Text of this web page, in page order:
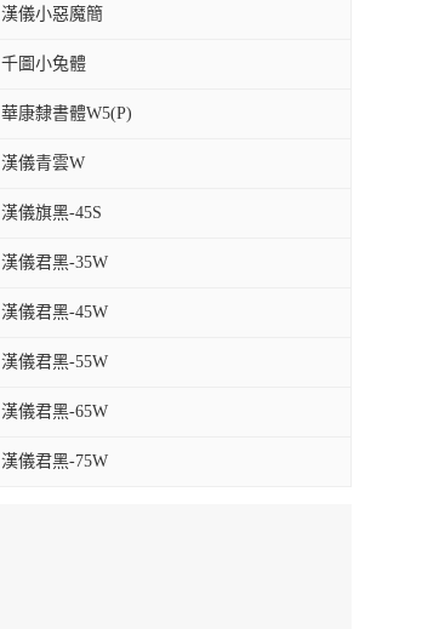
漢儀小惡魔簡
千圖小兔體
華康隸書體W5(P)
漢儀青雲W
漢儀旗黑-45S
漢儀君黑-35W
漢儀君黑-45W
漢儀君黑-55W
漢儀君黑-65W
漢儀君黑-75W